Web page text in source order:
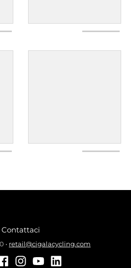
Contattaci
• retail@cigalacycling.com